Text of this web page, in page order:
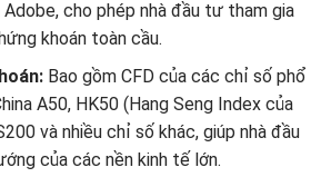
Adobe, cho phép nhà đầu tư tham gia
khoán toàn cầu.
Bao gồm CFD của các chỉ số phổ
A50, HK50 (Hang Seng Index của
và nhiều chỉ số khác, giúp nhà đầu
của các nền kinh tế lớn.